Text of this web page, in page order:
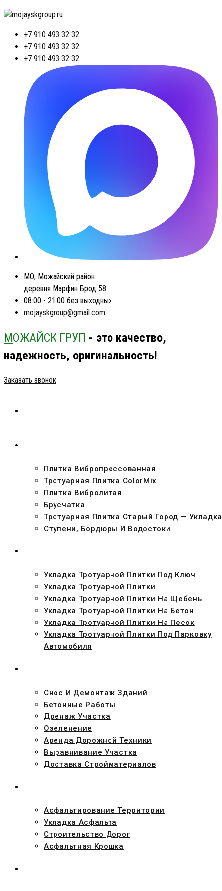
+7 910 493 32 32
+7 910 493 32 32
+7 910 493 32 32
МО, Можайский район
деревня Марфин Брод 58
08:00 - 21:00 без выходных
mojayskgroup@gmail.com
МОЖАЙСК ГРУП - это качество,
надежность, оригинальность!
Заказать звонок
Плитка Вибропрессованная
Тротуарная Плитка ColorMix
Плитка Вибролитая
Брусчатка
Тротуарная Плитка Старый Город — Укладка
Ступени, Бордюры И Водостоки
Укладка Тротуарной Плитки Под Ключ
Укладка Тротуарной Плитки
Укладка Тротуарной Плитки На Щебень
Укладка Тротуарной Плитки На Бетон
Укладка Тротуарной Плитки На Песок
Укладка Тротуарной Плитки Под Парковку
Автомобиля
Снос И Демонтаж Зданий
Бетонные Работы
Дренаж Участка
Озеленение
Аренда Дорожной Техники
Выравнивание Участка
Доставка Стройматериалов
Асфальтирование Территории
Укладка Асфальта
Строительство Дорог
Асфальтная Крошка